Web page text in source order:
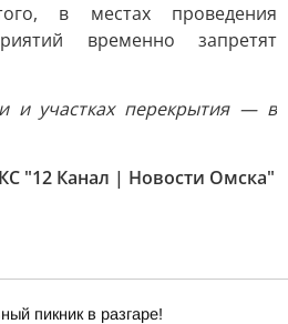
в местах проведения
временно запретят
и участках перекрытия — в
"12 Канал | Новости Омска"
пикник в разгаре!